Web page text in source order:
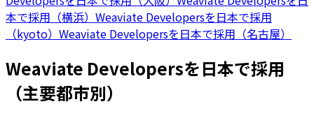
本で採用（横浜） Weaviate Developersを日本で採用
（kyoto） Weaviate Developersを日本で採用（名古屋）
Weaviate Developersを日本で採用
（主要都市別）